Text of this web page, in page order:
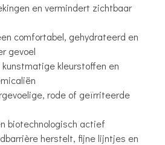
en vermindert zichtbaar
comfortabel, gehydrateerd en
gevoel
kleurstoffen en
rode of geïrriteerde
biotechnologisch actief
herstelt, fijne lijntjes en